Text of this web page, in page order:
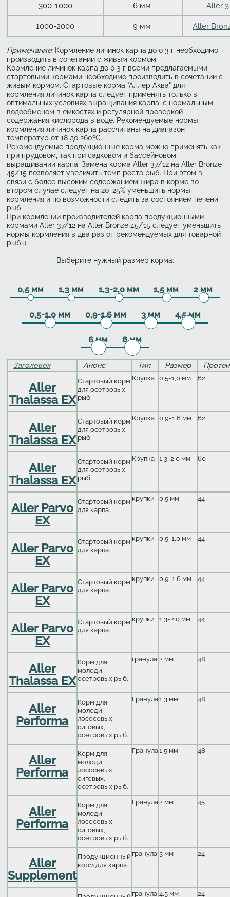
300-1000 6 мм Aller
1000-2000 9 мм Aller
Примечание:Кормление личинок карпа до 0,3 г необходимо
производить в сочетании с живым кормом.
Кормление личинок карпа до 0,3 г всеми предлагаемыми
стартовыми кормами необходимо производить в сочетании с
живым кормом. Стартовые корма "Аллер Аква" для
кормления личинок карпа следует применять только в
оптимальных условиях выращивания карпа, с нормальным
водообменом в емкостях и регулярной проверкой
содержания кислорода в воде. Рекомендуемые нормы
кормления личинок карпа рассчитаны на диапазон
температур от 18 до 260ºС.
Рекомендуемые продукционные корма можно применять как
при прудовом, так при садковом и бассейновом
выращивании карпа. Замена корма Aller 37/12 на Aller Bronze
45/15 позволяет увеличить темп роста рыб. При этом в
связи с более высоким содержанием жира в корме во
втором случае следует на 20-25% уменьшить нормы
кормления и по возможности следить за состоянием печени
рыб.
При кормлении производителей карпа продукционными
кормами Aller 37/12 на Aller Bronze 45/15 следует уменьшить
нормы кормления в два раз от рекомендуемых для товарной
рыбы.
Выберите нужный размер корма:
0,5 мм 1,3 мм 1,3-2,0 мм 1,5 мм 2 мм
0,5-1,0 мм 0,9-1,6 мм 3 мм 4,5 мм
6 мм 8 мм
Заголовок Анонс Тип Размер
Aller
Thalassa EX
Стартовый корм
для осетровых
рыб.
Крупка 0,5-1,0 мм 62
Aller
Thalassa EX
Стартовый корм
для осетровых
рыб.
Крупка 0,9-1,6 мм 62
Aller
Thalassa EX
Стартовый корм
для осетровых
рыб.
Крупка 1,3-2,0 мм 60
Aller Parvo
EX
Стартовый корм
для карпа.
крупки 0,5 мм 44
Aller Parvo
EX
Стартовый корм
для карпа.
крупки 0,5-1,0 мм 44
Aller Parvo
EX
Стартовый корм
для карпа.
крупки 0,9-1,6 мм 44
Aller Parvo
EX
Стартовый корм
для карпа.
крупки 1,3-2,0 мм 44
Aller
Thalassa EX
Корм для
молоди
осетровых рыб.
гранула 2 мм 48
Aller
Performa
Корм для
молоди
лососевых,
сиговых,
осетровых рыб.
Гранула1,3 мм 48
Aller
Performa
Корм для
молоди
лососевых,
сиговых,
осетровых рыб.
Гранула1,5 мм 48
Aller
Performa
Корм для
молоди
лососевых,
сиговых,
осетровых рыб.
Гранула2 мм 45
Aller
Supplement
Продукционный
корм для карпа
гранула 3 мм 24
гранула 4,5 мм 24